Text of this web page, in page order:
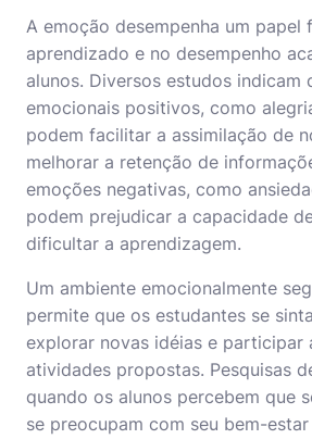
A emoção desempenha um papel
aprendizado e no desempenho
alunos. Diversos estudos indicam
emocionais positivos, como
podem facilitar a assimilação de
melhorar a retenção de
emoções negativas, como
podem prejudicar a capacidade
dificultar a aprendizagem.
Um ambiente emocionalmente
permite que os estudantes se
explorar novas idéias e participar
atividades propostas. Pesquisas
quando os alunos percebem que
se preocupam com seu bem-